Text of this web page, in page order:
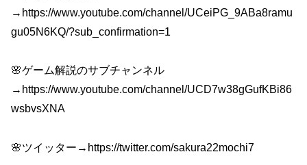
→https://www.youtube.com/channel/UCeiPG_9ABa8ramu
gu05N6KQ/?sub_confirmation=1
🌸ゲーム解説のサブチャンネル
→https://www.youtube.com/channel/UCD7w38gGufKBi86
wsbvsXNA
🌸ツイッター→https://twitter.com/sakura22mochi7